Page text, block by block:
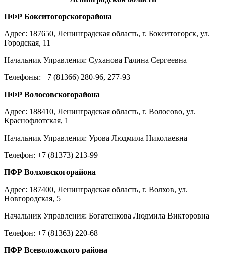
ПФР Бокситогорскогорайона
Адрес: 187650, Ленинградская область, г. Бокситогорск, ул.
Городская, 11
Начальник Управления: Суханова Галина Сергеевна
Телефоны: +7 (81366) 280-96, 277-93
ПФР Волосовскогорайона
Адрес: 188410, Ленинградская область, г. Волосово, ул.
Краснофлотская, 1
Начальник Управления: Урова Людмила Николаевна
Телефон: +7 (81373) 213-99
ПФР Волховскогорайона
Адрес: 187400, Ленинградская область, г. Волхов, ул.
Новгородская, 5
Начальник Управления: Богатенкова Людмила Викторовна
Телефон: +7 (81363) 220-68
ПФР Всеволожского района